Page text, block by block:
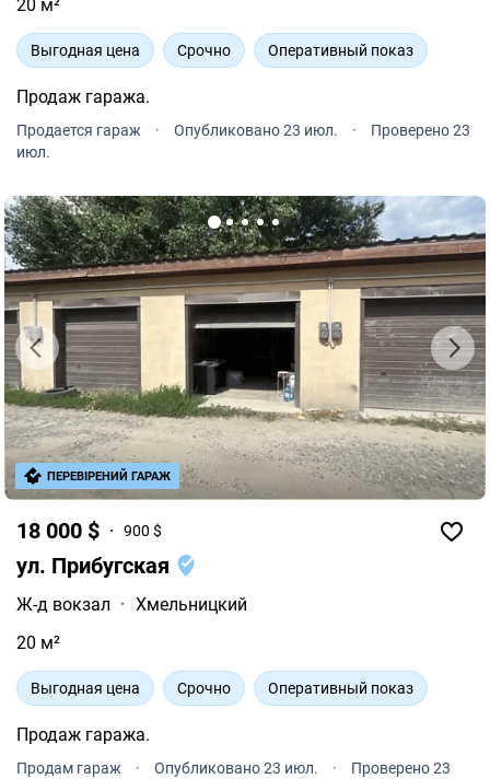
20 м²
Выгодная цена Срочно Оперативный показ
Продаж гаража.
Продается гараж · Опубликовано 23 июл. ·
Проверено 23
июл.
18 000 $ 900 $
ул. Прибугская
Ж-д вокзал · Хмельницкий
20 м²
Выгодная цена Срочно Оперативный показ
Продаж гаража.
Продам гараж · Опубликовано 23 июл. ·
Проверено 23
ПЕРЕВІРЕНИЙ ГАРАЖ